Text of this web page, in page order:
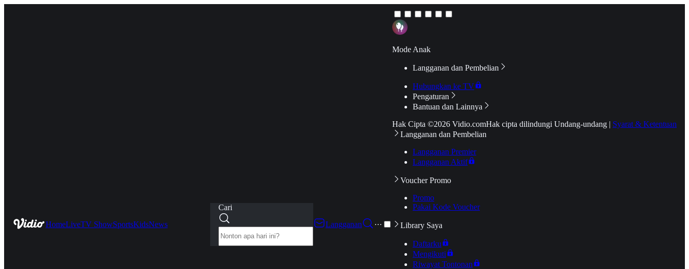
HomeLiveTV ShowSportsKidsNews
Cari
Langganan
···
Mode Anak
Langganan dan Pembelian
Hubungkan ke TV
Pengaturan
Bantuan dan Lainnya
Hak Cipta ©2026 Vidio.comHak cipta dilindungi Undang-undang | Syarat & Ketentuan
Langganan dan Pembelian
Langganan Premier
Langganan Aktif
Voucher Promo
Promo
Pakai Kode Voucher
Library Saya
Daftarku
Mengikuti
Riwayat Tontonan